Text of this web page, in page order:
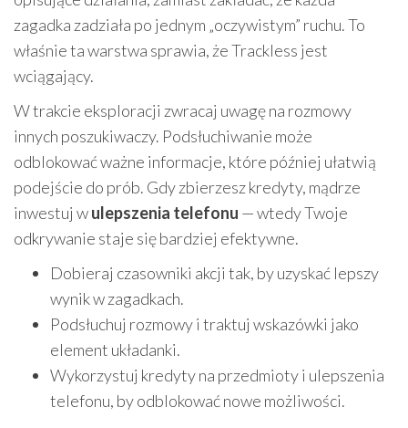
zagadka zadziała po jednym „oczywistym” ruchu. To
właśnie ta warstwa sprawia, że Trackless jest
wciągający.
W trakcie eksploracji zwracaj uwagę na rozmowy
innych poszukiwaczy. Podsłuchiwanie może
odblokować ważne informacje, które później ułatwią
podejście do prób. Gdy zbierzesz kredyty, mądrze
inwestuj wulepszenia telefonu — wtedy Twoje
odkrywanie staje się bardziej efektywne.
Dobieraj czasowniki akcji tak, by uzyskać lepszy
wynik w zagadkach.
Podsłuchuj rozmowy i traktuj wskazówki jako
element układanki.
Wykorzystuj kredyty na przedmioty i ulepszenia
telefonu, by odblokować nowe możliwości.